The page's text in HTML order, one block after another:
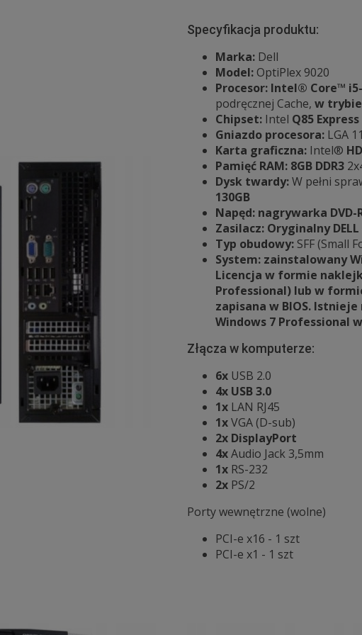
Specyfikacja produktu:
Marka: Dell
Model: OptiPlex 9020
Procesor: Intel® Core™
podręcznej Cache, w trybie
Chipset: Intel Q85 Express
Gniazdo procesora: LGA
Karta graficzna: Intel®
Pamięć RAM: 8GB DDR3
Dysk twardy:W pełni
130GB
Napęd: nagrywarka DVD-
Zasilacz: Oryginalny DELL
Typ obudowy: SFF (Small
System: zainstalowany
Licencja w formie
Professional) lub w
zapisana w BIOS.
Windows 7 Professional
Złącza w komputerze:
6x USB 2.0
4x USB 3.0
1x LAN RJ45
1xVGA (D-sub)
2x DisplayPort
4xAudio Jack 3,5mm
1x RS-232
2x PS/2
Porty wewnętrzne (wolne)
PCI-e x16 - 1 szt
PCI-e x1 - 1 szt